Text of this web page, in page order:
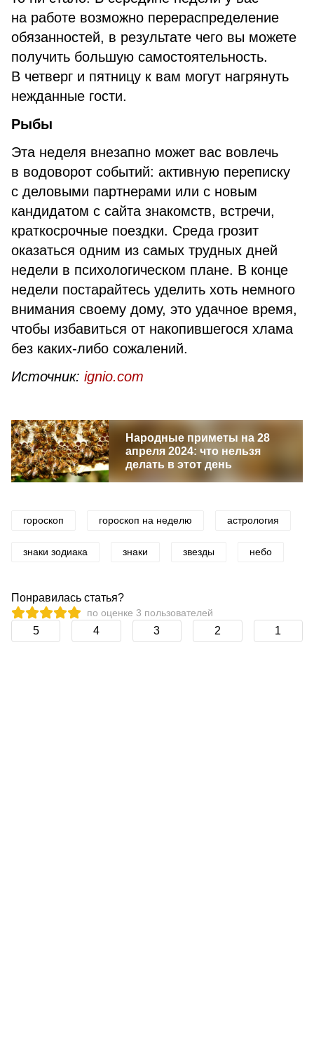
на работе возможно перераспределение
обязанностей, в результате чего вы можете
получить большую самостоятельность.
В четверг и пятницу к вам могут нагрянуть
нежданные гости.
Рыбы
Эта неделя внезапно может вас вовлечь
в водоворот событий: активную переписку
с деловыми партнерами или с новым
кандидатом с сайта знакомств, встречи,
краткосрочные поездки. Среда грозит
оказаться одним из самых трудных дней
недели в психологическом плане. В конце
недели постарайтесь уделить хоть немного
внимания своему дому, это удачное время,
чтобы избавиться от накопившегося хлама
без каких-либо сожалений.
Источник: ignio.com
Народные приметы на 28
апреля 2024: что нельзя
делать в этот день
гороскоп гороскоп на неделю астрология
знаки зодиака знаки звезды небо
Понравилась статья?
по оценке 3 пользователей
5 4 3 2 1